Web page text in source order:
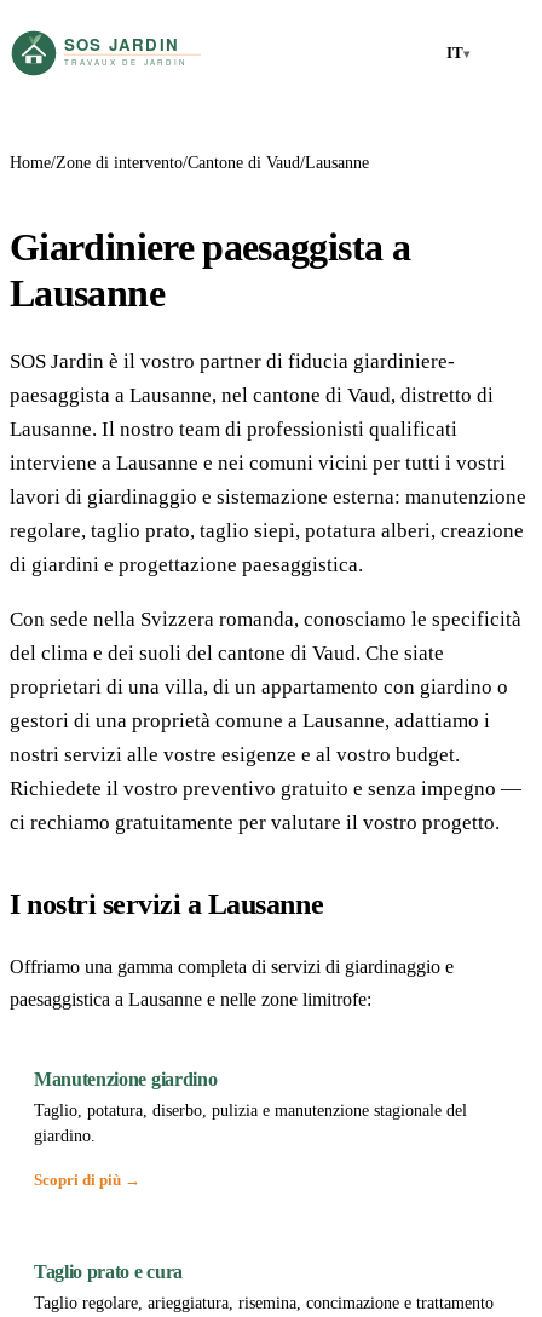
IT▾
Home Zone di intervento Cantone di Vaud Lausanne
Giardiniere paesaggista a
Lausanne
SOS Jardin è il vostro partner di fiducia giardiniere-
paesaggista a Lausanne, nel cantone di Vaud, distretto di
Lausanne. Il nostro team di professionisti qualificati
interviene a Lausanne e nei comuni vicini per tutti i vostri
lavori di giardinaggio e sistemazione esterna: manutenzione
regolare, taglio prato, taglio siepi, potatura alberi, creazione
di giardini e progettazione paesaggistica.
Con sede nella Svizzera romanda, conosciamo le specificità
del clima e dei suoli del cantone di Vaud. Che siate
proprietari di una villa, di un appartamento con giardino o
gestori di una proprietà comune a Lausanne, adattiamo i
nostri servizi alle vostre esigenze e al vostro budget.
Richiedete il vostro preventivo gratuito e senza impegno —
ci rechiamo gratuitamente per valutare il vostro progetto.
I nostri servizi a Lausanne
Offriamo una gamma completa di servizi di giardinaggio e
paesaggistica a Lausanne e nelle zone limitrofe:
Manutenzione giardino
Taglio, potatura, diserbo, pulizia e manutenzione stagionale del
giardino.
Scopri di più →
Taglio prato e cura
Taglio regolare, arieggiatura, risemina, concimazione e trattamento